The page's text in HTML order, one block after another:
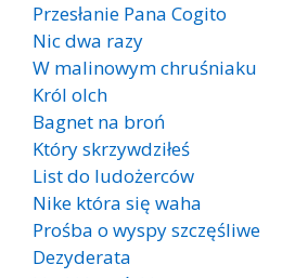
Przesłanie Pana Cogito
Nic dwa razy
W malinowym chruśniaku
Król olch
Bagnet na broń
Który skrzywdziłeś
List do ludożerców
Nike która się waha
Prośba o wyspy szczęśliwe
Dezyderata